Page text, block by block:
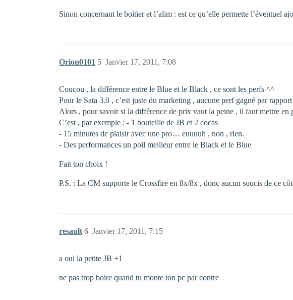
Sinon concernant le boitier et l’alim : est ce qu’elle permette l’éventuel
Orion0101 Janvier 17, 2011, 7:08
5
Coucou , la différence entre le Blue et le Black , ce sont les perfs ^^
Pour le Sata 3.0 , c’est juste du marketing , aucune perf gagné par
Alors , pour savoir si la différence de prix vaut la peine , il faut mettre en
C’est , par exemple : - 1 bouteille de JB et 2 cocas
- 15 minutes de plaisir avec une pro… euuuuh , non , rien.
- Des performances un poil meilleur entre le Black et le Blue
Fait ton choix !
P.S. : La CM supporte le Crossfire en 8x/8x , donc aucun soucis de ce
resault Janvier 17, 2011, 7:15
6
a oui la petite JB +1
ne pas trop boire quand tu monte ton pc par contre